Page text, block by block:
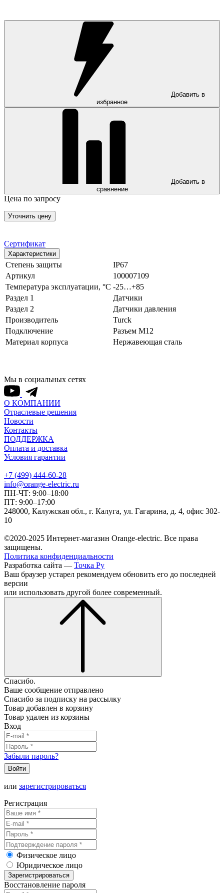
Добавить в
избранное
Добавить в
сравнение
Цена по запросу
Уточнить цену
Сертификат
Характеристики
Степень защиты
IP67
Артикул
100007109
Температура эксплуатации, °С -25…+85
Раздел 1
Датчики
Раздел 2
Датчики давления
Производитель
Turck
Подключение
Разъем M12
Материал корпуса
Нержавеющая сталь
Мы в социальных сетях
О КОМПАНИИ
Отраслевые решения
Новости
Контакты
ПОДДЕРЖКА
Оплата и доставка
Условия гарантии
+7 (499) 444-60-28
info@orange-electric.ru
ПН-ЧТ: 9:00–18:00
ПТ: 9:00–17:00
248000, Калужская обл., г. Калуга, ул. Гагарина, д. 4, офис 302-
10
©2020-2025 Интернет-магазин Orange-electric. Все права
защищены.
Политика конфиденциальности
Разработка сайта — Точка Ру
Ваш браузер устарел рекомендуем обновить его до последней
версии
или использовать другой более современный.
Спасибо.
Ваше сообщение отправлено
Спасибо за подписку на рассылку
Товар добавлен в корзину
Товар удален из корзины
Вход
Забыли пароль?
Войти
или зарегистрироваться
Регистрация
Физическое лицо
Юридическое лицо
Зарегистрироваться
Восстановление пароля